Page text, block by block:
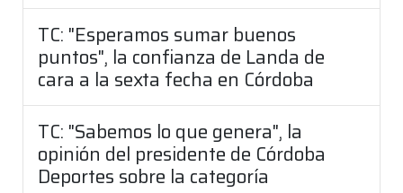
TC: "Esperamos sumar buenos
puntos", la confianza de Landa de
cara a la sexta fecha en Córdoba
TC: "Sabemos lo que genera", la
opinión del presidente de Córdoba
Deportes sobre la categoría